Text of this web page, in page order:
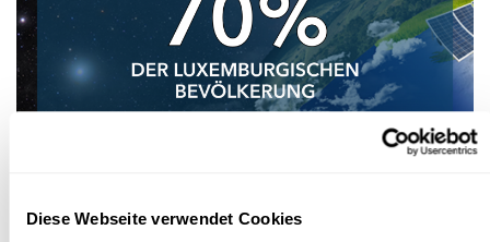
Diese Webseite verwendet Cookies
Wissenschaft in der Gesellschaft